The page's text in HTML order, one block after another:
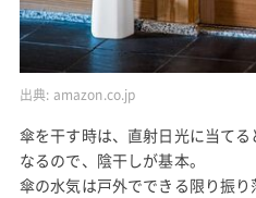
出典: amazon.co.jp
傘を干す時は、直射日光に当て
なるので、陰干しが基本。
傘の水気は戸外でできる限り振り